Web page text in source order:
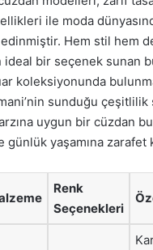
ile moda
Hem stil hem
ideal bir seçenek sunan
koleksiyonunda
sunduğu çeşitlilik
uygun bir cüzdan
günlük yaşamına
Renk
Seçenekleri